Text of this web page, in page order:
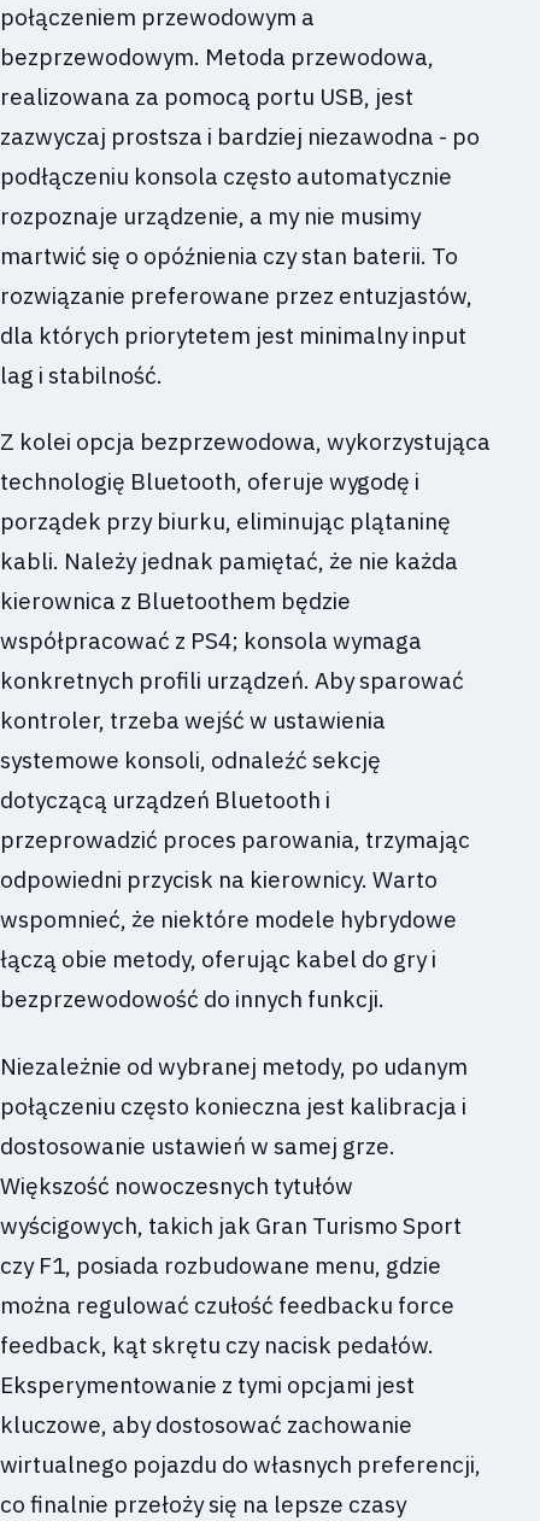
połączeniem przewodowym a
bezprzewodowym. Metoda przewodowa,
realizowana za pomocą portu USB, jest
zazwyczaj prostsza i bardziej niezawodna - po
podłączeniu konsola często automatycznie
rozpoznaje urządzenie, a my nie musimy
martwić się o opóźnienia czy stan baterii. To
rozwiązanie preferowane przez entuzjastów,
dla których priorytetem jest minimalny input
lag i stabilność.
Z kolei opcja bezprzewodowa, wykorzystująca
technologię Bluetooth, oferuje wygodę i
porządek przy biurku, eliminując plątaninę
kabli. Należy jednak pamiętać, że nie każda
kierownica z Bluetoothem będzie
współpracować z PS4; konsola wymaga
konkretnych profili urządzeń. Aby sparować
kontroler, trzeba wejść w ustawienia
systemowe konsoli, odnaleźć sekcję
dotyczącą urządzeń Bluetooth i
przeprowadzić proces parowania, trzymając
odpowiedni przycisk na kierownicy. Warto
wspomnieć, że niektóre modele hybrydowe
łączą obie metody, oferując kabel do gry i
bezprzewodowość do innych funkcji.
Niezależnie od wybranej metody, po udanym
połączeniu często konieczna jest kalibracja i
dostosowanie ustawień w samej grze.
Większość nowoczesnych tytułów
wyścigowych, takich jak Gran Turismo Sport
czy F1, posiada rozbudowane menu, gdzie
można regulować czułość feedbacku force
feedback, kąt skrętu czy nacisk pedałów.
Eksperymentowanie z tymi opcjami jest
kluczowe, aby dostosować zachowanie
wirtualnego pojazdu do własnych preferencji,
co finalnie przełoży się na lepsze czasy